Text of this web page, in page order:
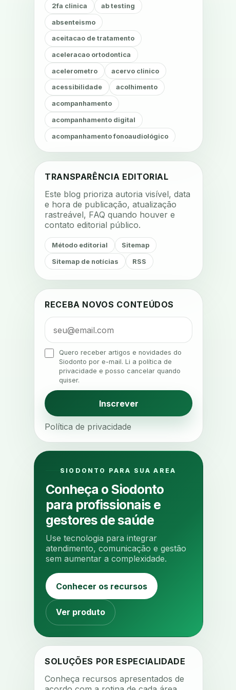
2fa clinica ab testing
absenteismo
aceitacao de tratamento
aceleracao ortodontica
acelerometro acervo clinico
acessibilidade acolhimento
acompanhamento
acompanhamento digital
acompanhamento fonoaudiológico
acompanhamento nutricional
acustica acustica clinica
adesao adesao ao tratamento
adesao odontologica
adesao tratamento
agenda inteligente
agenda odontologica
agendamento
agendamento digital
agendamento inteligente
ajuste oclusal ajuste protetico
ambiente clinico ampliacao
analgesia analgesia digital
analise 3d
analise elementos finitos
analise facial analise funcional
analise mastigacao anamnese
anamnese estruturada
anamnese nutricional
anestesia computadorizada
TRANSPARÊNCIA EDITORIAL
Este blog prioriza autoria visível, data
e hora de publicação, atualização
rastreável, FAQ quando houver e
contato editorial público.
Método editorial Sitemap
Sitemap de notícias RSS
RECEBA NOVOS CONTEÚDOS
Quero receber artigos e novidades do
Siodonto por e-mail. Li a política de
privacidade e posso cancelar quando
quiser.
Inscrever
Política de privacidade
SIODONTO PARA SUA AREA
Conheça o Siodonto
para profissionais e
gestores de saúde
Use tecnologia para integrar
atendimento, comunicação e gestão
sem aumentar a complexidade.
Conhecer os recursos
Ver produto
SOLUÇÕES POR ESPECIALIDADE
Conheça recursos apresentados de